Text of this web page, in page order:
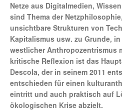
Netze aus Digitalmedien,
sind Thema der
unsichtbare Strukturen von
Kapitalismus usw. zu Grunde,
westlicher Anthropozentrismus
kritische Reflexion ist das
Descola, der in seinem 2011
entschieden für einen
eintritt und auch praktisch auf
ökologischen Krise abzielt.